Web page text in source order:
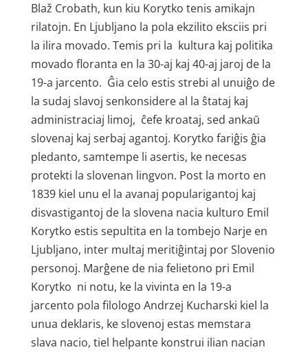
Blaž Crobath, kun kiu Korytko tenis amikajn
rilatojn. En Ljubljano la pola ekzilito eksciis pri
la ilira movado. Temis pri la kultura kaj politika
movado floranta en la 30-aj kaj 40-aj jaroj de la
19-a jarcento. Ĝia celo estis strebi al unuiĝo de
la sudaj slavoj senkonsidere al la ŝtataj kaj
administraciaj limoj, ĉefe kroataj, sed ankaŭ
slovenaj kaj serbaj agantoj. Korytko fariĝis ĝia
pledanto, samtempe li asertis, ke necesas
protekti la slovenan lingvon. Post la morto en
1839 kiel unu el la avanaj popularigantoj kaj
disvastigantoj de la slovena nacia kulturo Emil
Korytko estis sepultita en la tombejo Narje en
Ljubljano, inter multaj meritiĝintaj por Slovenio
personoj. Marĝene de nia felietono pri Emil
Korytko ni notu, ke la vivinta en la 19-a
jarcento pola filologo Andrzej Kucharski kiel la
unua deklaris, ke slovenoj estas memstara
slava nacio, tiel helpante konstrui ilian nacian